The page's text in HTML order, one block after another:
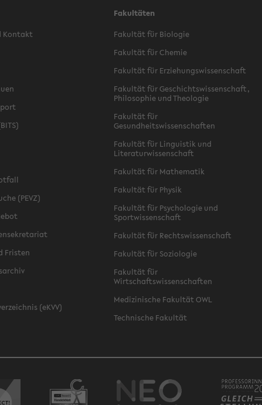
Kontakt
(PEVZ)
Fristen
(eKVV)
Fakultäten
Fakultät für Biologie
Fakultät für Chemie
Fakultät für Erziehungswissenschaft
Fakultät für Geschichtswissenschaft,
Philosophie und Theologie
Fakultät für
Gesundheitswissenschaften
Fakultät für Linguistik und
Literaturwissenschaft
Fakultät für Mathematik
Fakultät für Physik
Fakultät für Psychologie und
Sportwissenschaft
Fakultät für Rechtswissenschaft
Fakultät für Soziologie
Fakultät für
Wirtschaftswissenschaften
Medizinische Fakultät OWL
Technische Fakultät